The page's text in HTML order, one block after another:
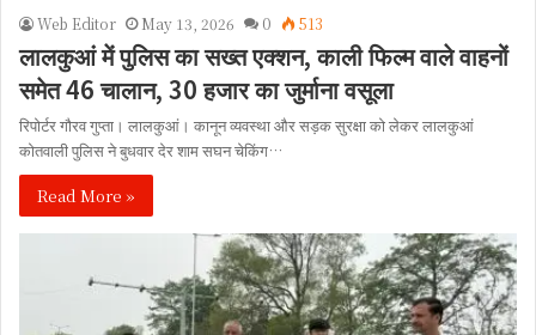
Web Editor May 13, 2026 0 513
लालकुआं में पुलिस का सख्त एक्शन, काली फिल्म वाले वाहनों
समेत 46 चालान, 30 हजार का जुर्माना वसूला
रिपोर्टर गौरव गुप्ता। लालकुआं। कानून व्यवस्था और सड़क सुरक्षा को लेकर लालकुआं
कोतवाली पुलिस ने बुधवार देर शाम सघन चेकिंग…
Read More »